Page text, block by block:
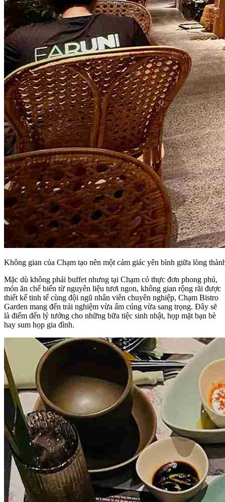
Không gian của Chạm tạo nên một cảm giác yên bình giữa lòng
Mặc dù không phải buffet nhưng tại Chạm có thực đơn phong phú,
món ăn chế biến từ nguyên liệu tươi ngon, không gian rộng rãi được
thiết kế tinh tế cùng đội ngũ nhân viên chuyên nghiệp, Chạm Bistro
Garden mang đến trải nghiệm vừa ấm cúng vừa sang trọng. Đây sẽ
là điểm đến lý tưởng cho những bữa tiệc sinh nhật, họp mặt bạn bè
hay sum họp gia đình.